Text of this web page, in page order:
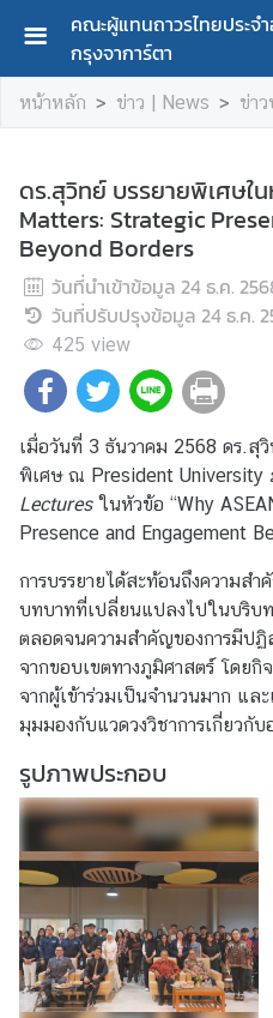
คณะผู้แทนถาวรไทยประจ
กรุงจาการ์ตา
H
o
A
b
o
u
t
u
s
C
o
n
a
c
t
A
E
A
N
T
h
a
i
l
a
หน้าหลัก ข่าว | News ข่า
ดร.สุวิทย์ บรรยายพิเศษใ
Matters: Strategic
Beyond Borders
วันที่นำเข้าข้อมูล 24 ธ.ค.
วันที่ปรับปรุงข้อมูล 24 ธ.ค.
425 view
เมื่อวันที่ 3 ธันวาคม 2568 ดร.สุ
พิเศษ ณ President University
Lecturesในหัวข้อ “Why
Presence and Engagement
การบรรยายได้สะท้อนถึงความสำ
บทบาทที่เปลี่ยนแปลงไปในบริบ
ตลอดจนความสำคัญของการมีป
จากขอบเขตทางภูมิศาสตร์ โดยกิ
จากผู้เข้าร่วมเป็นจำนวนมาก แ
มุมมองกับแวดวงวิชาการเกี่ยวกับ
รูปภาพประกอบ